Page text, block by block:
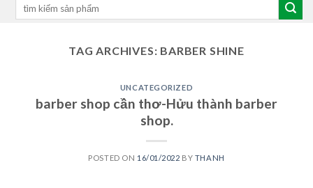
Search
TAG ARCHIVES: BARBER SHINE
UNCATEGORIZED
barber shop cần thơ-Hửu thành barber
shop.
POSTED ON 16/01/2022 BY THANH